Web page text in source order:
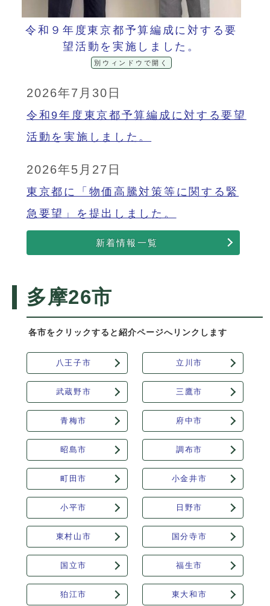
令和９年度東京都予算編成に対する要
望活動を実施しました。
別ウィンドウで開く
2026年7月30日
令和9年度東京都予算編成に対する要望
活動を実施しました。
2026年5月27日
東京都に「物価高騰対策等に関する緊
急要望」を提出しました。
新着情報一覧
多摩26市
各市をクリックすると紹介ページへリンクします
八王子市 立川市
武蔵野市 三鷹市
青梅市 府中市
昭島市 調布市
町田市 小金井市
小平市 日野市
東村山市 国分寺市
国立市 福生市
狛江市 東大和市